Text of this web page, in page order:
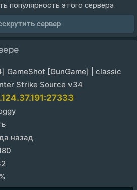
популярность этого сервера
сервер
GameShot [GunGame] | classic
Strike Source v34
назад